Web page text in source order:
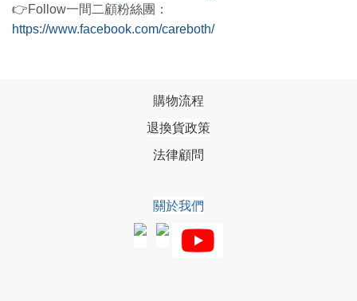
👉Follow一間二顧粉絲團：
https://www.facebook.com/careboth/
購物流程
退換貨政策
法律顧問
關於我們